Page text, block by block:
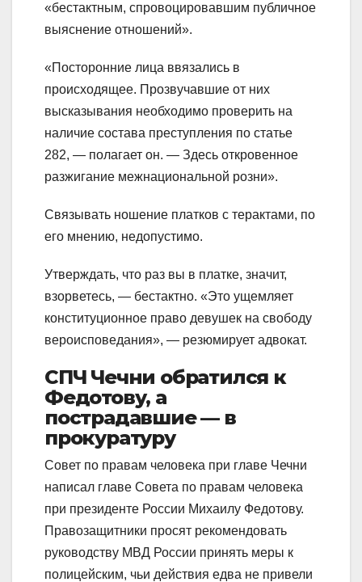
«бестактным, спровоцировавшим публичное
выяснение отношений».
«Посторонние лица ввязались в
происходящее. Прозвучавшие от них
высказывания необходимо проверить на
наличие состава преступления по статье
282, — полагает он. — Здесь откровенное
разжигание межнациональной розни».
Связывать ношение платков с терактами, по
его мнению, недопустимо.
Утверждать, что раз вы в платке, значит,
взорветесь, — бестактно. «Это ущемляет
конституционное право девушек на свободу
вероисповедания», — резюмирует адвокат.
СПЧ Чечни обратился к
Федотову, а
пострадавшие — в
прокуратуру
Совет по правам человека при главе Чечни
написал главе Совета по правам человека
при президенте России Михаилу Федотову.
Правозащитники просят рекомендовать
руководству МВД России принять меры к
полицейским, чьи действия едва не привели